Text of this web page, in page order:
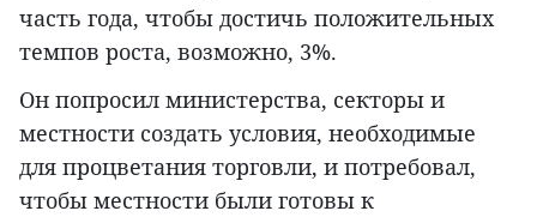
часть года, чтобы достичь положительных
темпов роста, возможно, 3%.
Он попросил министерства, секторы и
местности создать условия, необходимые
для процветания торговли, и потребовал,
чтобы местности были готовы к